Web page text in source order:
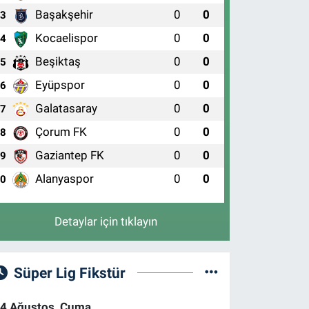
gülümsemesi en büyük
3 Başakşehir 0 0
4 Kocaelispor 0 0
5 Beşiktaş 0 0
6 Eyüpspor 0 0
7 Galatasaray 0 0
8 Çorum FK 0 0
9 Gaziantep FK 0 0
Alanyaspor 0 0
Detaylar için tıklayın
Süper Lig Fikstür